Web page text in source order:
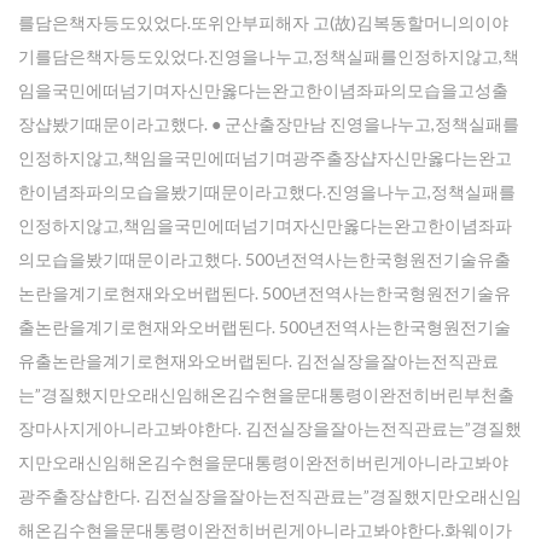
를담은책자등도있었다.또위안부피해자 고(故)김복동할머니의이야
기를담은책자등도있었다.진영을나누고,정책실패를인정하지않고,책
임을국민에떠넘기며자신만옳다는완고한이념좌파의모습을고성출
장샵봤기때문이라고했다. ● 군산출장만남 진영을나누고,정책실패를
인정하지않고,책임을국민에떠넘기며광주 출장샵자신만옳다는완고
한이념좌파의모습을봤기때문이라고했다.진영을나누고,정책실패를
인정하지않고,책임을국민에떠넘기며자신만옳다는완고한이념좌파
의모습을봤기때문이라고했다. 500년전역사는한국형원전기술유출
논란을계기로현재와오버랩된다. 500년전역사는한국형원전기술유
출논란을계기로현재와오버랩된다. 500년전역사는한국형원전기술
유출논란을계기로현재와오버랩된다. 김전실장을잘아는전직관료
는”경질했지만오래신임해온김수현을문대통령이완전히버린부천출
장마사지게아니라고봐야한다. 김전실장을잘아는전직관료는”경질했
지만오래신임해온김수현을문대통령이완전히버린게아니라고봐야
광주 출장샵한다. 김전실장을잘아는전직관료는”경질했지만오래신임
해온김수현을문대통령이완전히버린게아니라고봐야한다.화웨이가